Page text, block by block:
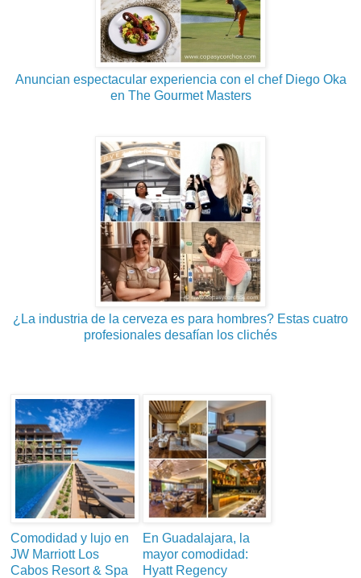
Anuncian espectacular experiencia con el chef Diego Oka
en The Gourmet Masters
¿La industria de la cerveza es para hombres? Estas cuatro
profesionales desafían los clichés
Comodidad y lujo en
JW Marriott Los
Cabos Resort & Spa
En Guadalajara, la
mayor comodidad:
Hyatt Regency